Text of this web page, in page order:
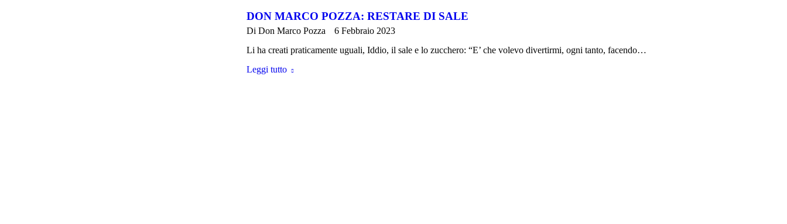
DON MARCO POZZA: RESTARE DI SALE
Di Don Marco Pozza
6 Febbraio 2023
Li ha creati praticamente uguali, Iddio, il sale e lo zucchero: “E’ che volevo divertirmi, ogni tanto, facendo…
Leggi tutto